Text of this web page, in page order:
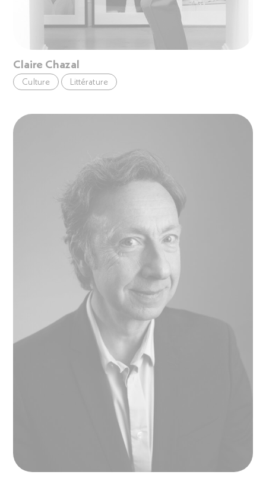
Claire Chazal
Culture Littérature